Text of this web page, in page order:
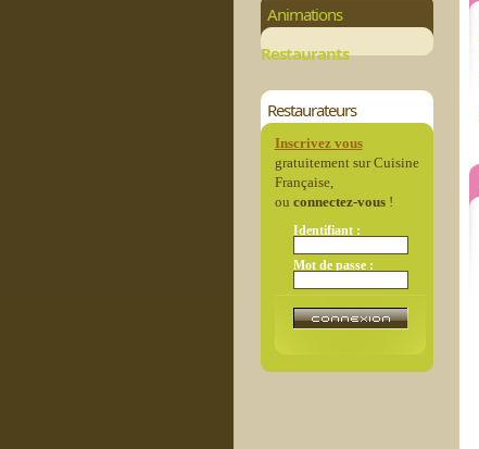
Animations
Restaurants
Restaurateurs
Inscrivez vous
gratuitement sur Cuisine
Française,
ou connectez-vous!
Identifiant :
Mot de passe :